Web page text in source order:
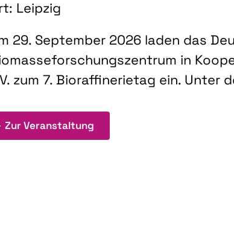
Leipzig
29. September 2026 laden das
in
zum 7. Bioraffinerietag ein. Unter
Zur Veranstaltung: 7. Bioraffinerietag